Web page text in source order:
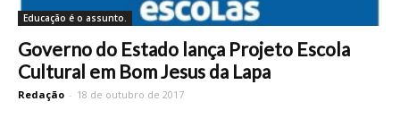
Educação é o assunto.
Governo do Estado lança Projeto Escola
Cultural em Bom Jesus da Lapa
Redação - 18 de outubro de 2017